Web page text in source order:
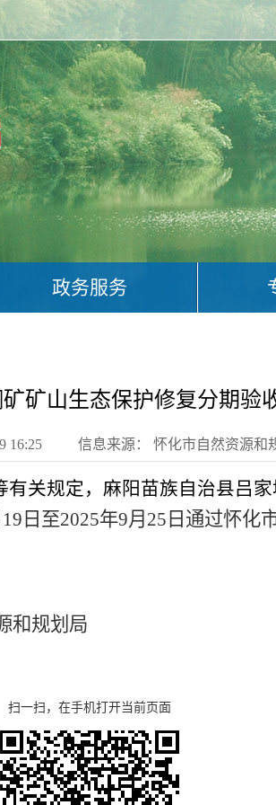
政务服务
矿山生态保护修复分期验
16:25 信息来源： 怀化市自然资源和
关规定，麻阳苗族自治县吕
19 日至2025年9月 25 日通过怀化
和规划局
扫一扫，在手机打开当前页面